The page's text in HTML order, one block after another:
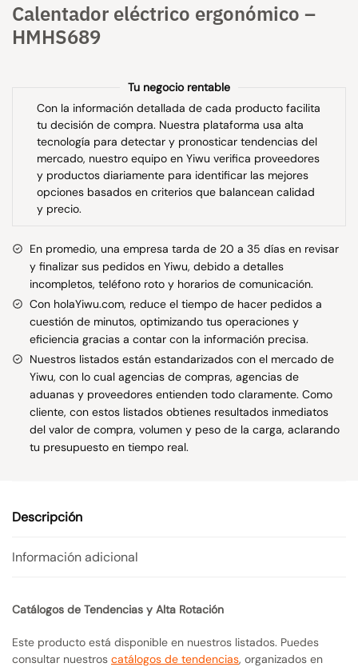
Calentador eléctrico ergonómico –
HMHS689
Tu negocio rentable
Con la información detallada de cada producto facilita
tu decisión de compra. Nuestra plataforma usa alta
tecnología para detectar y pronosticar tendencias del
mercado, nuestro equipo en Yiwu verifica proveedores
y productos diariamente para identificar las mejores
opciones basados en criterios que balancean calidad
y precio.
En promedio, una empresa tarda de 20 a 35 días en revisar
y finalizar sus pedidos en Yiwu, debido a detalles
incompletos, teléfono roto y horarios de comunicación.
Con holaYiwu.com, reduce el tiempo de hacer pedidos a
cuestión de minutos, optimizando tus operaciones y
eficiencia gracias a contar con la información precisa.
Nuestros listados están estandarizados con el mercado de
Yiwu, con lo cual agencias de compras, agencias de
aduanas y proveedores entienden todo claramente. Como
cliente, con estos listados obtienes resultados inmediatos
del valor de compra, volumen y peso de la carga, aclarando
tu presupuesto en tiempo real.
Descripción
Información adicional
Catálogos de Tendencias y Alta Rotación
Este producto está disponible en nuestros listados. Puedes
consultar nuestros catálogos de tendencias, organizados en